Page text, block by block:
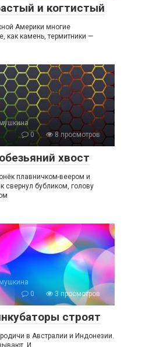
и когтистый
Америки многие
как камень, термитники —
0
8 просмотров
хвост
плавничком-веером и
свернул бубликом, голову
0
3 просмотров
строят
в Австралии и Индонезии.
И